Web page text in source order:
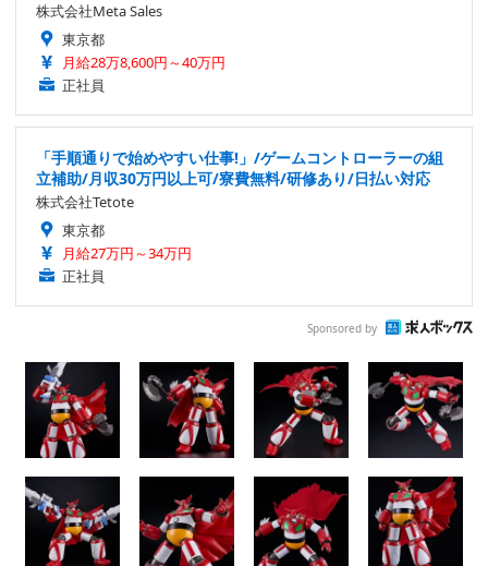
株式会社Meta Sales
東京都
月給28万8,600円～40万円
正社員
「手順通りで始めやすい仕事!」/ゲームコントローラーの組
立補助/月収30万円以上可/寮費無料/研修あり/日払い対応
株式会社Tetote
東京都
月給27万円～34万円
正社員
Sponsored by